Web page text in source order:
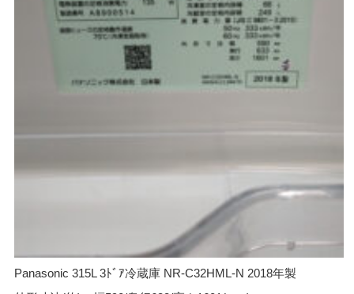
Panasonic 315L 3ﾄﾞｱ冷蔵庫 NR-C32HML-N 2018年製